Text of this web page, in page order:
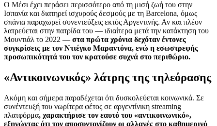
Ο Μέσι έχει περάσει περισσότερο από τη μισή ζωή του στην
Ισπανία και διατηρεί ισχυρούς δεσμούς με τη Barcelona, όμως
σπάνια παραχωρεί συνεντεύξεις εκτός Αργεντινής. Αν και πλέον
λατρεύεται στην πατρίδα του — ιδιαίτερα μετά την κατάκτηση του
Μουντιάλ το 2022 — στα πρώτα χρόνια δεχόταν έντονες
συγκρίσεις με τον Ντιέγκο Μαραντόνα, ενώ η εσωστρεφής
προσωπικότητά του τον κρατούσε συχνά στο περιθώριο.
«Αντικοινωνικός» λάτρης της τηλεόρασης
Ακόμη και σήμερα παραδέχεται ότι δυσκολεύεται κοινωνικά. Σε
συνέντευξή του νωρίτερα φέτος σε αργεντίνικη streaming
πλατφόρμα, χαρακτήρισε τον εαυτό του «αντικοινωνικό»,
εξηγώντας ότι τον αποσυντονίζουν οι αλλαγές στο καθημερινό